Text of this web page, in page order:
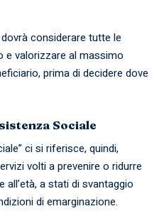
considerare tutte le
valorizzare al massimo
prima di decidere dove
Sociale
ci si riferisce, quindi,
volti a prevenire o ridurre
a stati di svantaggio
di emarginazione.